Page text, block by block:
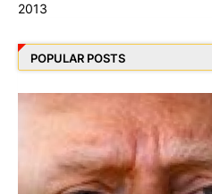
2013
POPULAR POSTS